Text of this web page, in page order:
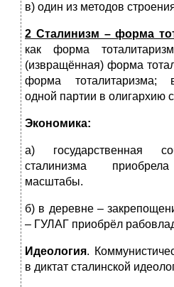
в) один из методов
2 Сталинизм – форма
как форма
(извращённая) форма
форма тоталитаризма;
одной партии в олигархию
Экономика:
а) государственная
сталинизма
масштабы.
б) в деревне –
– ГУЛАГ приобрёл
Идеология.
в диктат сталинской